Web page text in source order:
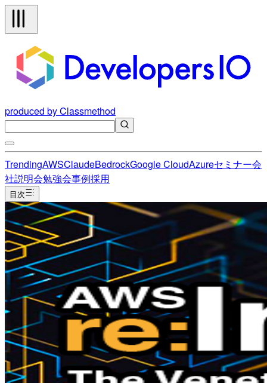
produced by Classmethod
TrendingAWSClaudeBedrockGoogle CloudAzureセミナー会
社説明会勉強会事例採用
目次